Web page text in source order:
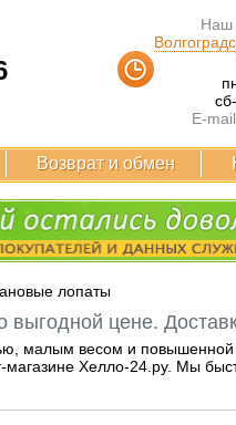
Наш
E-
Возврат и обмен
лопаты
выгодной цене.
малым весом и повышенной
Хелло-24.ру. Мы